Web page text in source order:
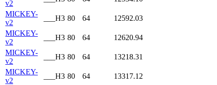
v2
MICKEY-
v2
___H3 80 64
12592.03
MICKEY-
v2
___H3 80 64
12620.94
MICKEY-
v2
___H3 80 64
13218.31
MICKEY-
v2
___H3 80 64
13317.12